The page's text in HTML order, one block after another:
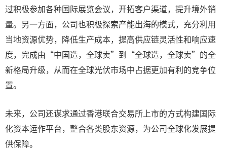
过积极参加各种国际展览会议，开拓客户渠道，提升境外销
量。另一方面，公司也积极探索产能出海的模式，充分利用
当地资源优势，降低生产成本，提高供应链灵活性和响应速
度，完成由“中国造，全球卖”到“全球造，全球卖”的全
新格局升级，从而在全球光伏市场中占据更加有利的竞争位
置。
未来，公司还谋求通过香港联合交易所上市的方式构建国际
化资本运作平台，整合各类股东资源，为公司全球化发展提
供保障。